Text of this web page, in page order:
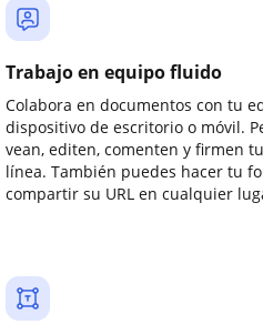
Trabajo en equipo fluido
Colabora en documentos con tu
dispositivo de escritorio o móvil.
vean, editen, comenten y firmen
línea. También puedes hacer tu
compartir su URL en cualquier